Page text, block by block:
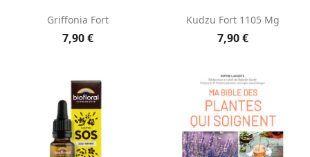
Griffonia Fort
7,90 €
Kudzu Fort 1105 Mg
7,90 €